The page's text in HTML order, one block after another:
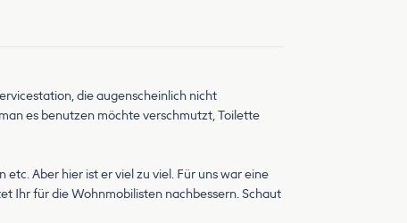
die augenscheinlich nicht
es benutzen möchte verschmutzt, Toilette
Aber hier ist er viel zu viel. Für uns war eine
Ihr für die Wohnmobilisten nachbessern. Schaut